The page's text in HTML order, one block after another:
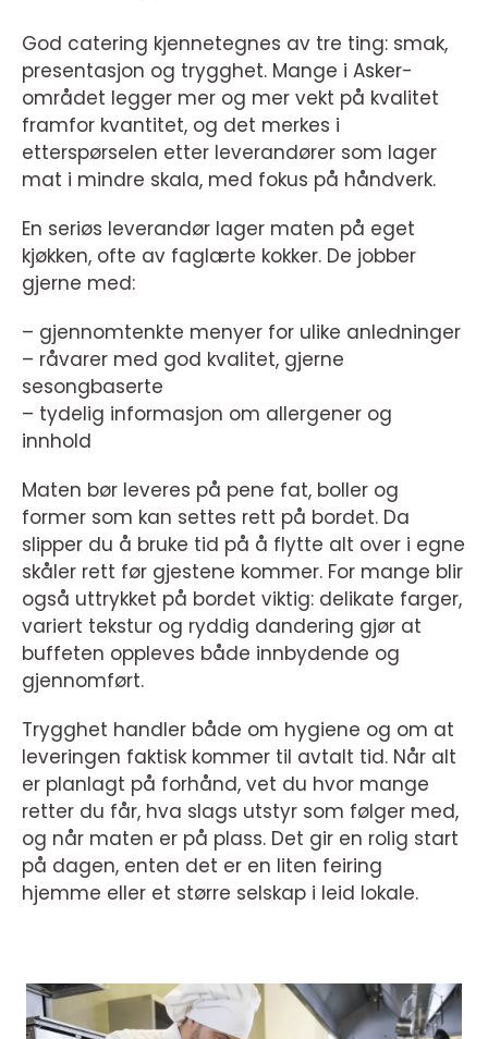
God catering kjennetegnes av tre ting: smak,
presentasjon og trygghet. Mange i Asker-
området legger mer og mer vekt på kvalitet
framfor kvantitet, og det merkes i
etterspørselen etter leverandører som lager
mat i mindre skala, med fokus på håndverk.
En seriøs leverandør lager maten på eget
kjøkken, ofte av faglærte kokker. De jobber
gjerne med:
– gjennomtenkte menyer for ulike anledninger
– råvarer med god kvalitet, gjerne
sesongbaserte
– tydelig informasjon om allergener og
innhold
Maten bør leveres på pene fat, boller og
former som kan settes rett på bordet. Da
slipper du å bruke tid på å flytte alt over i egne
skåler rett før gjestene kommer. For mange blir
også uttrykket på bordet viktig: delikate farger,
variert tekstur og ryddig dandering gjør at
buffeten oppleves både innbydende og
gjennomført.
Trygghet handler både om hygiene og om at
leveringen faktisk kommer til avtalt tid. Når alt
er planlagt på forhånd, vet du hvor mange
retter du får, hva slags utstyr som følger med,
og når maten er på plass. Det gir en rolig start
på dagen, enten det er en liten feiring
hjemme eller et større selskap i leid lokale.